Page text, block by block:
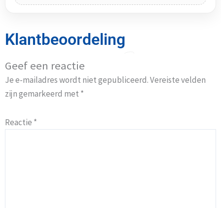
Klantbeoordeling
Geef een reactie
Je e-mailadres wordt niet gepubliceerd.Vereiste velden
zijn gemarkeerd met *
Reactie *